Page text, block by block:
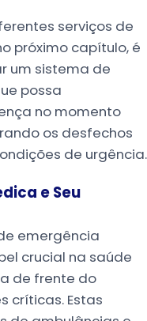
serviços de
próximo capítulo, é
um sistema de
possa
no momento
os desfechos
de urgência.
e Seu
emergência
crucial na saúde
de frente do
críticas. Estas